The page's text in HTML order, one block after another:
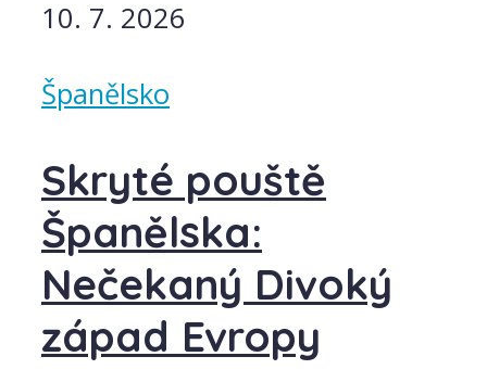
10. 7. 2026
Španělsko
Skryté pouště
Španělska:
Nečekaný Divoký
západ Evropy